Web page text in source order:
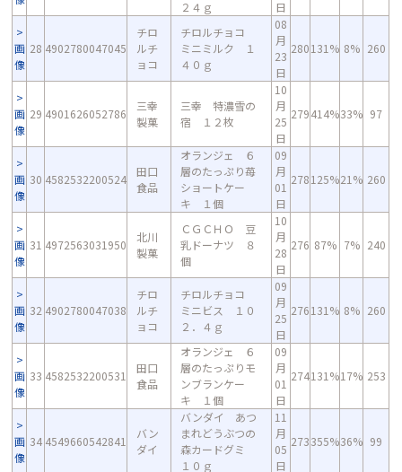
２４ｇ 日
画
像
28 4902780047045
チロ
ルチ
ョコ
チロルチョコ
ミニミルク １
４０ｇ
08
月
23
日
280131% 8% 260
画
像
29 4901626052786
三幸
製菓
三幸 特濃雪の
宿 １２枚
10
月
25
日
279414%33% 97
画
像
30 4582532200524
田口
食品
オランジェ ６
層のたっぷり苺
ショートケー
キ １個
09
月
01
日
278125%21% 260
画
像
31 4972563031950
北川
製菓
ＣＧＣＨＯ 豆
乳ドーナツ ８
個
10
月
28
日
276 87% 7% 240
画
像
32 4902780047038
チロ
ルチ
ョコ
チロルチョコ
ミニビス １０
２．４ｇ
09
月
25
日
276131% 8% 260
画
像
33 4582532200531
田口
食品
オランジェ ６
層のたっぷりモ
ンブランケー
キ １個
09
月
01
日
274131%17% 253
画
像
34 4549660542841
バン
ダイ
バンダイ あつ
まれどうぶつの
森カードグミ
１０ｇ
11
月
05
日
273355%36% 99